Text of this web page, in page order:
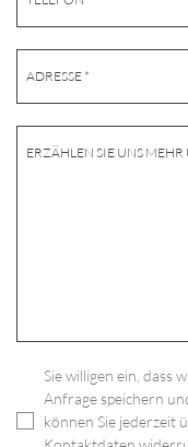
Sie willigen ein,
Anfrage speichern
können Sie jederzeit